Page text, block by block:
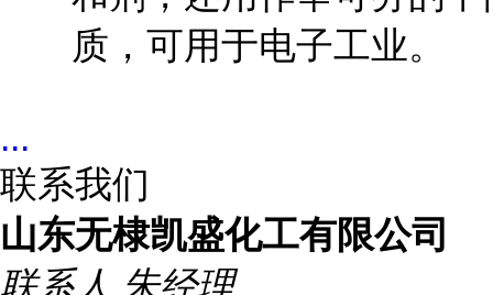
质，可用于电子工业。
...
联系我们
山东无棣凯盛化工有限公司
联系人 朱经理